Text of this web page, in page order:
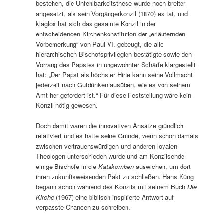
bestehen, die Unfehlbarkeitsthese wurde noch breiter
angesetzt, als sein Vorgängerkonzil (1870) es tat, und
klaglos hat sich das gesamte Konzil in der
entscheidenden Kirchenkonstitution der „erläuternden
Vorbemerkung“ von Paul VI. gebeugt, die alle
hierarchischen Bischofsprivilegien bestätigte sowie den
Vorrang des Papstes in ungewohnter Schärfe klargestellt
hat: „Der Papst als höchster Hirte kann seine Vollmacht
jederzeit nach Gutdünken ausüben, wie es von seinem
Amt her gefordert ist.“ Für diese Feststellung wäre kein
Konzil nötig gewesen.
Doch damit waren die innovativen Ansätze gründlich
relativiert und es hatte seine Gründe, wenn schon damals
zwischen vertrauenswürdigen und anderen loyalen
Theologen unterschieden wurde und am Konzilsende
einige Bischöfe in dieKatakomben auswichen, um dort
ihren zukunftsweisenden Pakt zu schließen. Hans Küng
begann schon während des Konzils mit seinem BuchDie
Kirche (1967) eine biblisch inspirierte Antwort auf
verpasste Chancen zu schreiben.